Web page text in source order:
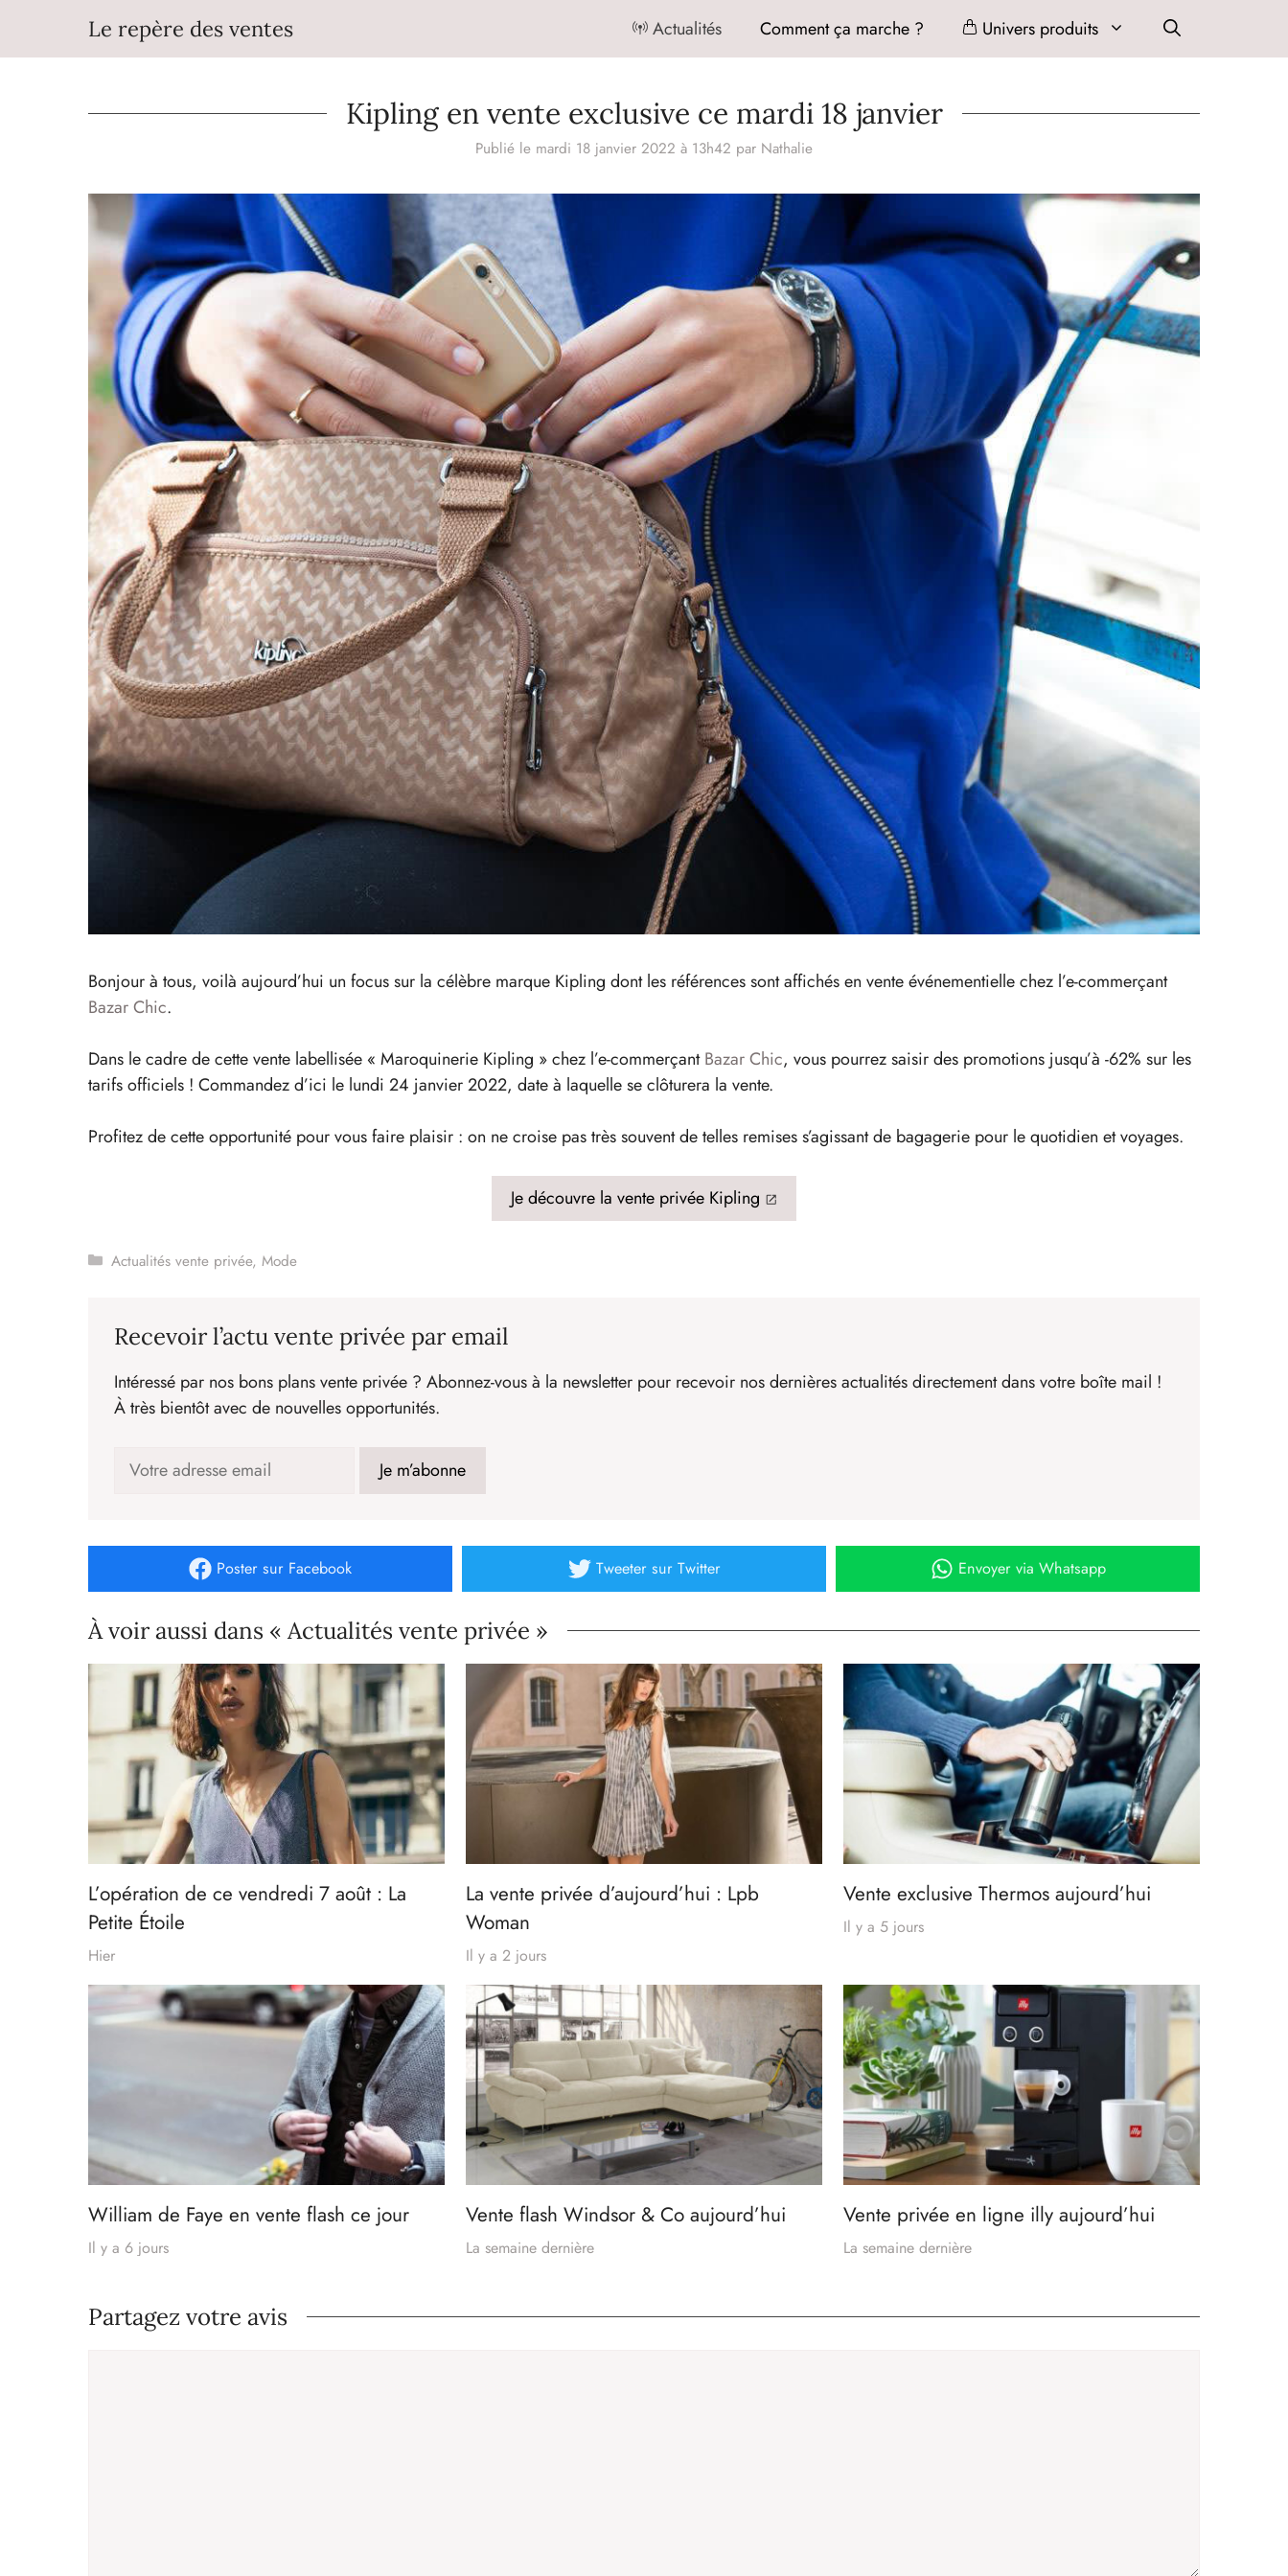
contenu
Le repère des ventes Actualités Comment ça marche ? Univers produits
Kipling en vente exclusive ce mardi 18 janvier
Publié le mardi 18 janvier 2022 à 13h42 par Nathalie
Bonjour à tous, voilà aujourd’hui un focus sur la célèbre marque Kipling dont les références sont affichés en vente événementielle chez l’e-commerçant
Bazar Chic.
Dans le cadre de cette vente labellisée « Maroquinerie Kipling » chez l’e-commerçantBazar Chic, vous pourrez saisir des promotions jusqu’à -62% sur les
tarifs officiels ! Commandez d’ici le lundi 24 janvier 2022, date à laquelle se clôturera la vente.
Profitez de cette opportunité pour vous faire plaisir : on ne croise pas très souvent de telles remises s’agissant de bagagerie pour le quotidien et voyages.
Je découvre la vente privée Kipling
Catégories
Actualités vente privée,Mode
Recevoir l’actu vente privée par email
Intéressé par nos bons plans vente privée ? Abonnez-vous à la newsletter pour recevoir nos dernières actualités directement dans votre boîte mail !
À très bientôt avec de nouvelles opportunités.
Poster sur Facebook Tweetersur Twitter Envoyervia Whatsapp
À voir aussi dans « Actualités vente privée »
L’opération de ce vendredi 7 août : La
Petite Étoile
Hier
La vente privée d’aujourd’hui : Lpb
Woman
Il y a 2 jours
Vente exclusive Thermos aujourd’hui
Il y a 5 jours
William de Faye en vente flash ce jour
Il y a 6 jours
Vente flash Windsor & Co aujourd’hui
La semaine dernière
Vente privée en ligne illy aujourd’hui
La semaine dernière
Partagez votre avis